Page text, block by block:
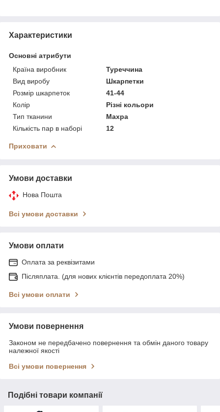
Характеристики
Основні атрибути
Країна виробник
Туреччина
Вид виробу
Шкарпетки
Розмір шкарпеток
41-44
Колір
Різні кольори
Тип тканини
Махра
Кількість пар в наборі
12
Приховати
Умови доставки
Нова Пошта
Всі умови доставки
Умови оплати
Оплата за реквізитами
Післяплата. (для нових клієнтів передоплата 20%)
Всі умови оплати
Умови повернення
Законом не передбачено повернення та обмін даного товару
належної якості
Всі умови повернення
Подібні товари компанії